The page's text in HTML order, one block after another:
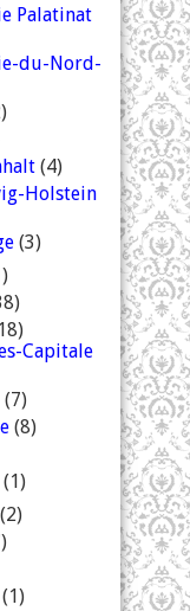
Palatinat
du-Nord-
(4)
Holstein
(3)
Capitale
(7)
(8)
(1)
(2)
(1)